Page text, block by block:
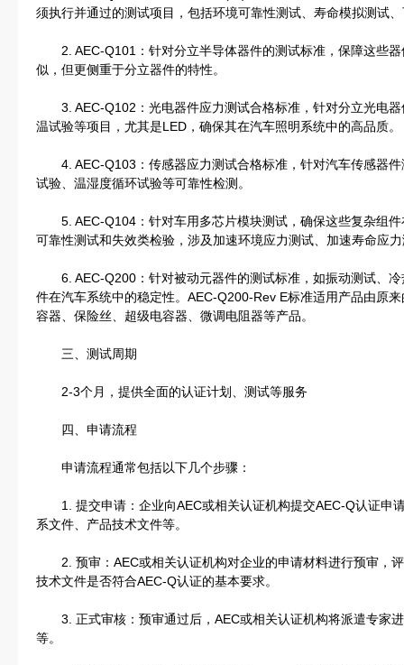
须执行并通过的测试项目，包括环境可靠性测试、寿命模拟测试
2. AEC-Q101：针对分立半导体器件的测试标准，保障这些器
似，但更侧重于分立器件的特性。
3. AEC-Q102：光电器件应力测试合格标准，针对分立光电器
温试验等项目，尤其是LED，确保其在汽车照明系统中的高品质。
4. AEC-Q103：传感器应力测试合格标准，针对汽车传感器件
试验、温湿度循环试验等可靠性检测。
5. AEC-Q104：针对车用多芯片模块测试，确保这些复杂组件
可靠性测试和失效类检验，涉及加速环境应力测试、加速寿命应
6. AEC-Q200：针对被动元器件的测试标准，如振动测试、冷
件在汽车系统中的稳定性。AEC-Q200-Rev E标准适用产品由原
容器、保险丝、超级电容器、微调电阻器等产品。
三、测试周期
2-3个月，提供全面的认证计划、测试等服务
四、申请流程
申请流程通常包括以下几个步骤：
1. 提交申请：企业向AEC或相关认证机构提交AEC-Q认证申
系文件、产品技术文件等。
2. 预审：AEC或相关认证机构对企业的申请材料进行预审，
技术文件是否符合AEC-Q认证的基本要求。
3. 正式审核：预审通过后，AEC或相关认证机构将派遣专家
等。